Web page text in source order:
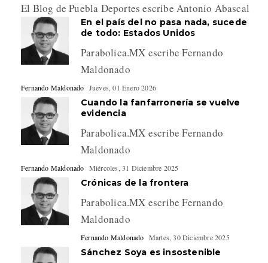
El Blog de Puebla Deportes escribe Antonio Abascal
En el país del no pasa nada, sucede
de todo: Estados Unidos
Parabolica.MX escribe Fernando
Maldonado
Fernando Maldonado Jueves, 01 Enero 2026
Cuando la fanfarronería se vuelve
evidencia
Parabolica.MX escribe Fernando
Maldonado
Fernando Maldonado Miércoles, 31 Diciembre 2025
Crónicas de la frontera
Parabolica.MX escribe Fernando
Maldonado
Fernando Maldonado Martes, 30 Diciembre 2025
Sánchez Soya es insostenible